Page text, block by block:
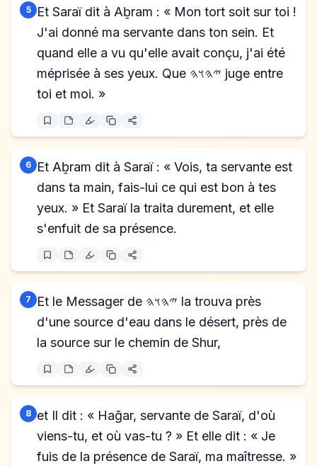
5
Et Saraï dit à Aḇram : « Mon tort soit sur toi !
J'ai donné ma servante dans ton sein. Et
quand elle a vu qu'elle avait conçu, j'ai été
méprisée à ses yeux. Que 𐤉𐤄𐤅𐤄 juge entre
toi et moi. »
6
Et Aḇram dit à Saraï : « Vois, ta servante est
dans ta main, fais-lui ce qui est bon à tes
yeux. » Et Saraï la traita durement, et elle
s'enfuit de sa présence.
7
Et le Messager de 𐤉𐤄𐤅𐤄 la trouva près
d'une source d'eau dans le désert, près de
la source sur le chemin de Shur,
8 et Il dit : « Haḡar, servante de Saraï, d'où
viens-tu, et où vas-tu ? » Et elle dit : « Je
fuis de la présence de Saraï, ma maîtresse. »